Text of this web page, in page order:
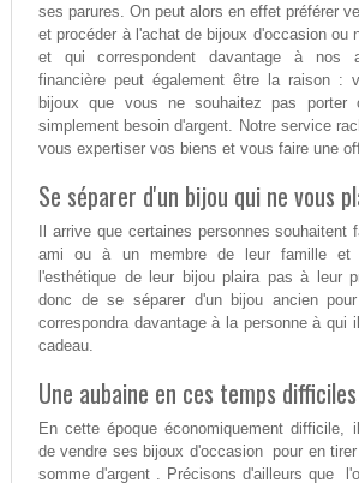
ses parures. On peut alors en effet préférer
et procéder à l'achat de bijoux d'occasion ou
et qui correspondent davantage à nos
financière peut également être la raison :
bijoux que vous ne souhaitez pas porter
simplement besoin d'argent. Notre service
vous expertiser vos biens et vous faire une
Se séparer d'un bijou qui ne vous
Il arrive que certaines personnes souhaitent
ami ou à un membre de leur famille et
l'esthétique de leur bijou plaira pas à leur
donc de se séparer d'un bijou ancien
correspondra davantage à la personne à qui
cadeau.
Une aubaine en ces temps difficiles
En cette époque économiquement difficile,
de vendre ses bijoux d'occasion pour en
somme d'argent . Précisons d'ailleurs que